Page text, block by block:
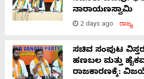
ನಾರಾಯಣಸ್ವಾಮಿ
2 days ago ರಾಜ್ಯ
ಸಚಿವ ಸಂಪುಟ
ಹಣಬಲ ಮತ್ತು
ರಾಜಕಾರಣಕ್ಕೆ: